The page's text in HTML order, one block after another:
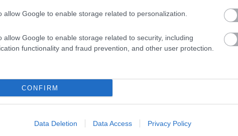
allow Google to enable storage related to personalization.
allow Google to enable storage related to security, including
functionality and fraud prevention, and other user protection.
CONFIRM
Data Deletion Data Access Privacy Policy
új balatoni kardioösvény (X)